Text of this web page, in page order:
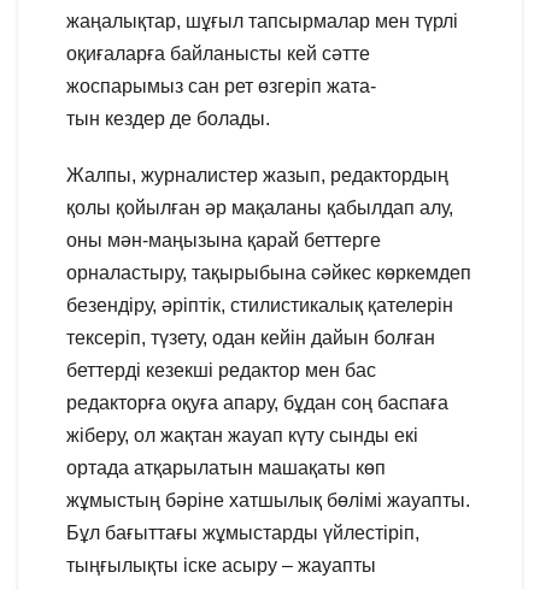
жаңалықтар, шұғыл тапсырмалар мен түрлі
оқиғаларға байланысты кей сәтте
жоспарымыз сан рет өзгеріп жата-
тын кездер де болады.
Жалпы, журналистер жазып, редактордың
қолы қойылған әр мақаланы қабылдап алу,
оны мән-маңызына қарай беттерге
орналастыру, тақырыбына сәйкес көркемдеп
безендіру, әріптік, стилистикалық қателерін
тексеріп, түзету, одан кейін дайын болған
беттерді кезекші редактор мен бас
редакторға оқуға апару, бұдан соң баспаға
жіберу, ол жақтан жауап күту сынды екі
ортада атқарылатын машақаты көп
жұмыстың бәріне хатшылық бөлімі жауапты.
Бұл бағыттағы жұмыстарды үйлестіріп,
тыңғылықты іске асыру – жауапты